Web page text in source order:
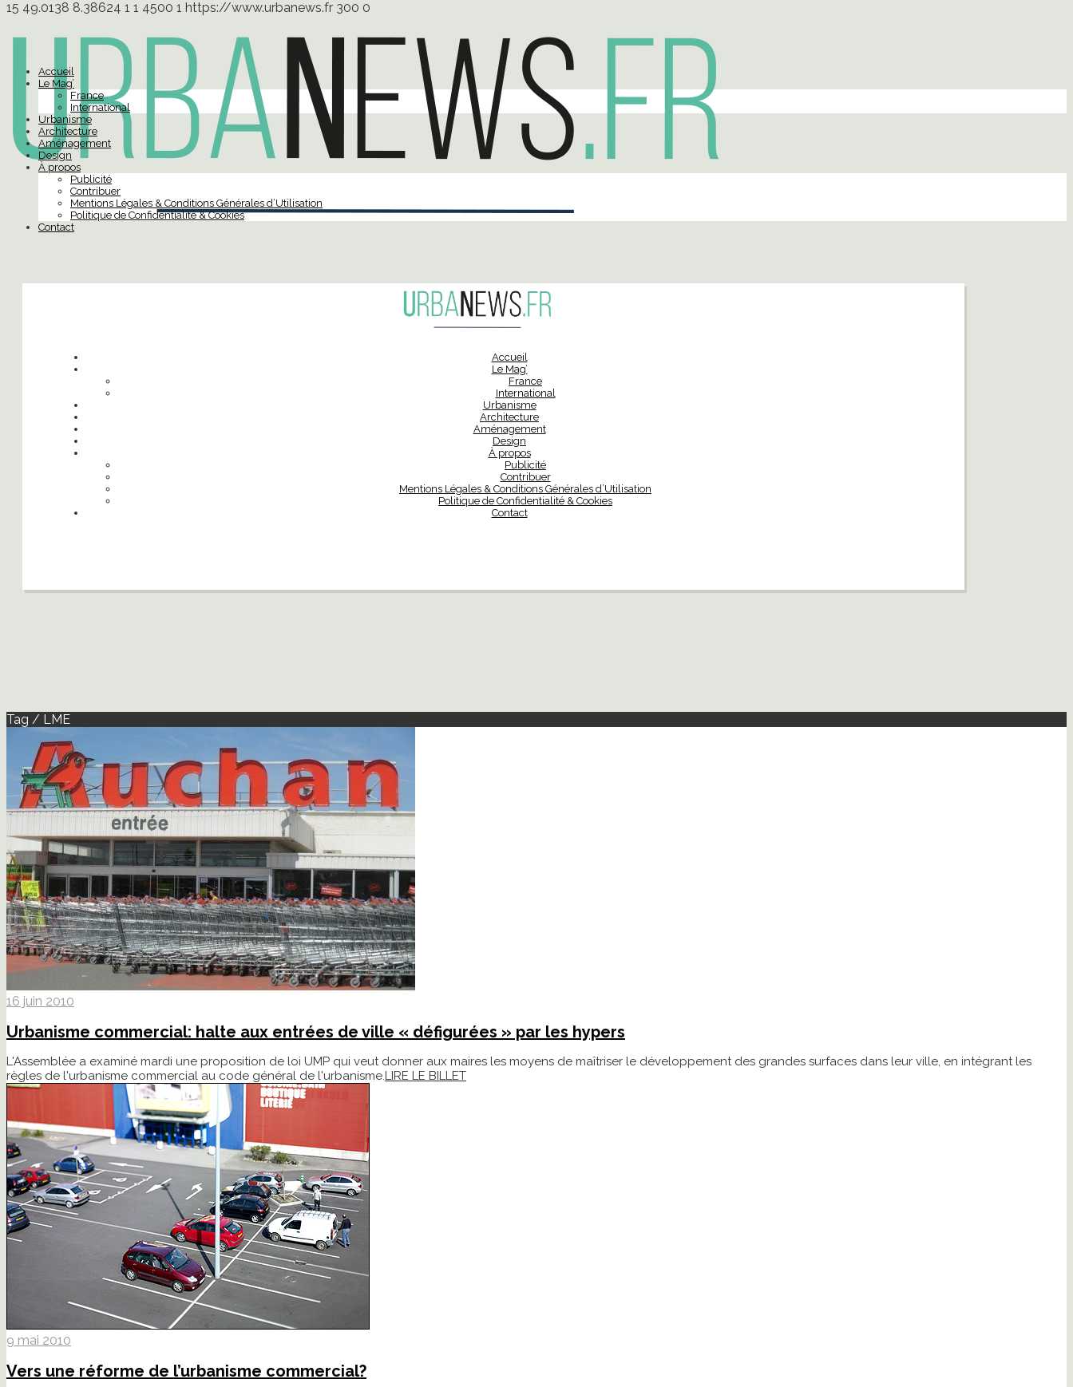
15 49.0138 8.38624 1 1 4500 1 https://www.urbanews.fr 300 0
Accueil
Le Mag’
France
International
Urbanisme
Architecture
Aménagement
Design
À propos
Publicité
Contribuer
Mentions Légales & Conditions Générales d’Utilisation
Politique de Confidentialité & Cookies
Contact
Accueil
Le Mag’
France
International
Urbanisme
Architecture
Aménagement
Design
À propos
Publicité
Contribuer
Mentions Légales & Conditions Générales d’Utilisation
Politique de Confidentialité & Cookies
Contact
Tag / LME
16 juin 2010
Urbanisme commercial: halte aux entrées de ville « défigurées » par les hypers
L'Assemblée a examiné mardi une proposition de loi UMP qui veut donner aux maires les moyens de maîtriser le développement des grandes surfaces dans leur ville, en intégrant les
règles de l'urbanisme commercial au code général de l'urbanisme.LIRE LE BILLET
9 mai 2010
Vers une réforme de l’urbanisme commercial?